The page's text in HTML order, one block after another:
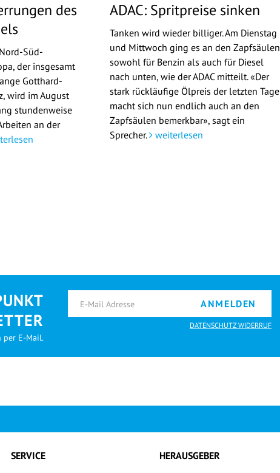
des
Süd-
der insgesamt
Gotthard-
wird im August
stundenweise
an der
ADAC: Spritpreise sinken
Tanken wird wieder billiger. Am Dienstag
und Mittwoch ging es an den Zapfsäulen
sowohl für Benzin als auch für Diesel
nach unten, wie der ADAC mitteilt. «Der
stark rückläufige Ölpreis der letzten Tage
macht sich nun endlich auch an den
Zapfsäulen bemerkbar», sagt ein
Sprecher. weiterlesen
per E-Mail.
ANMELDEN
DATENSCHUTZ WIDERRUF
SERVICE HERAUSGEBER